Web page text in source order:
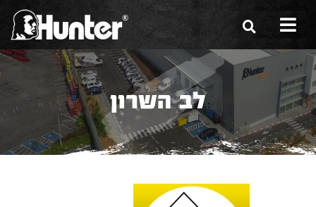
הסיפור שלנו
הכלים שלנו
תערוכות
לב השרון